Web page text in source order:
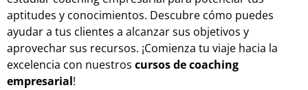
aptitudes y conocimientos. Descubre cómo puedes
ayudar a tus clientes a alcanzar sus objetivos y
aprovechar sus recursos. ¡Comienza tu viaje hacia la
excelencia con nuestros cursos de coaching
empresarial!